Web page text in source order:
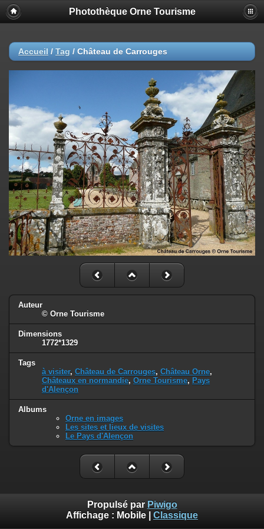
Photothèque Orne Tourisme
Accueil / Tag / Château de Carrouges
Auteur
© Orne Tourisme
Dimensions
1772*1329
Tags
à visiter, Château de Carrouges, Château Orne,
Châteaux en normandie, Orne Tourisme, Pays
d'Alençon
Albums
Orne en images
Les sites et lieux de visites
Le Pays d'Alençon
Propulsé par Piwigo
Affichage : Mobile Classique